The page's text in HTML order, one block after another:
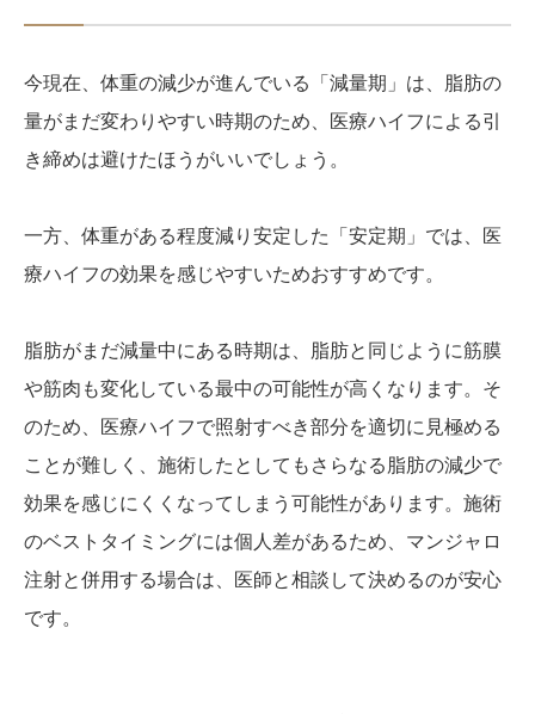
今現在、体重の減少が進んでいる「減量期」は、脂肪の
量がまだ変わりやすい時期のため、医療ハイフによる引
き締めは避けたほうがいいでしょう。
一方、体重がある程度減り安定した「安定期」では、医
療ハイフの効果を感じやすいためおすすめです。
脂肪がまだ減量中にある時期は、脂肪と同じように筋膜
や筋肉も変化している最中の可能性が高くなります。そ
のため、医療ハイフで照射すべき部分を適切に見極める
ことが難しく、施術したとしてもさらなる脂肪の減少で
効果を感じにくくなってしまう可能性があります。施術
のベストタイミングには個人差があるため、マンジャロ
注射と併用する場合は、医師と相談して決めるのが安心
です。